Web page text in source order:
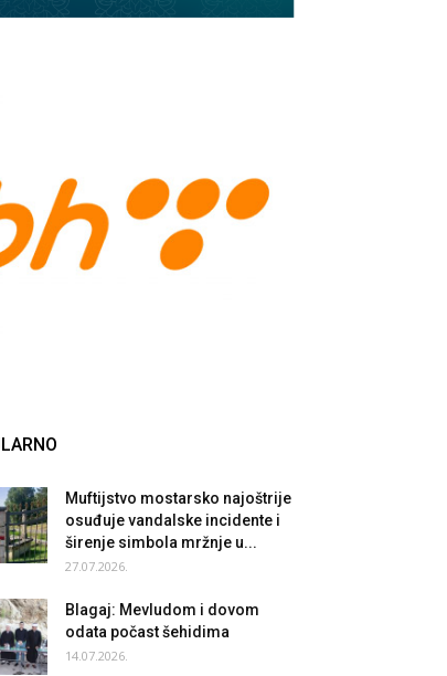
Muftijstvo mostarsko najoštrije
osuđuje vandalske incidente i
širenje simbola mržnje u...
27.07.2026.
Blagaj: Mevludom i dovom
odata počast šehidima
14.07.2026.